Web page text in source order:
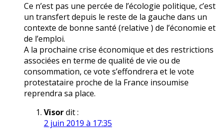
Ce n’est pas une percée de l’écologie politique, c’est
un transfert depuis le reste de la gauche dans un
contexte de bonne santé (relative ) de l’économie et
de l’emploi.
A la prochaine crise économique et des restrictions
associées en terme de qualité de vie ou de
consommation, ce vote s’effondrera et le vote
protestataire proche de la France insoumise
reprendra sa place.
Visordit :
2 juin 2019 à 17:35